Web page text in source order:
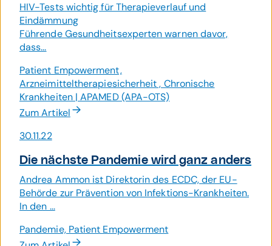
HIV-Tests wichtig für Therapieverlauf und
Eindämmung
Führende Gesundheitsexperten warnen davor,
dass...
Patient Empowerment,
Arzneimitteltherapiesicherheit , Chronische
Krankheiten | APAMED (APA-OTS)
Zum Artikel
30.11.22
Die nächste Pandemie wird ganz anders
Andrea Ammon ist Direktorin des ECDC, der EU-
Behörde zur Prävention von Infektions-Krankheiten.
In den ...
Pandemie, Patient Empowerment